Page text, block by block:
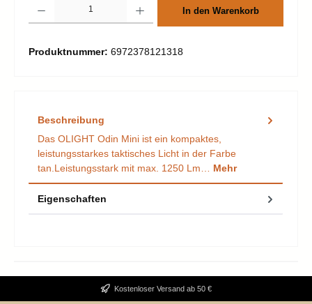
In den Warenkorb
Produktnummer: 6972378121318
Beschreibung
Das OLIGHT Odin Mini ist ein kompaktes,
leistungsstarkes taktisches Licht in der Farbe
tan.Leistungsstark mit max. 1250 Lm… Mehr
Eigenschaften
Kostenloser Versand ab 50 €